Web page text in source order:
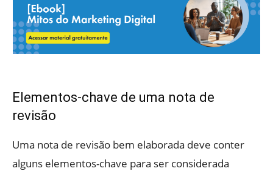
Elementos-chave de uma nota de
revisão
Uma nota de revisão bem elaborada deve conter
alguns elementos-chave para ser considerada